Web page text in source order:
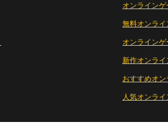
オンラインゲ
無料オンライ
オンライン
新作オンライ
おすすめオ
人気オンラ